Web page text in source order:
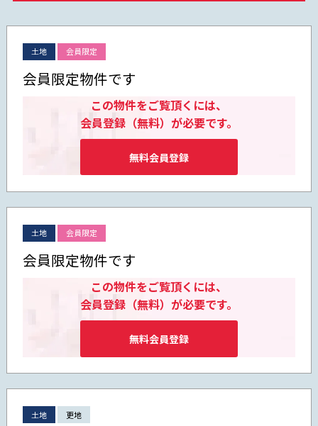
土地 会員限定
会員限定物件です
この物件をご覧頂くには、
会員登録（無料）が必要です。
無料会員登録
土地 会員限定
会員限定物件です
この物件をご覧頂くには、
会員登録（無料）が必要です。
無料会員登録
土地 更地